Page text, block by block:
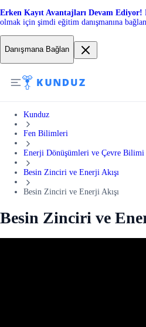
Erken Kayıt Avantajları Devam Ediyor!
olmak için şimdi eğitim danışmanına
Danışmana Bağlan
Kunduz
Fen Bilimleri
Enerji Dönüşümleri ve Çevre Bilimi
Besin Zinciri ve Enerji Akışı
Besin Zinciri ve Enerji Akışı
Besin Zinciri ve